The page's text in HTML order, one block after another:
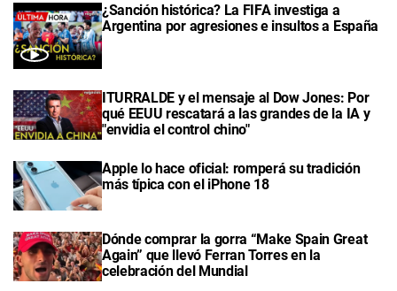
¿Sanción histórica? La FIFA investiga a
Argentina por agresiones e insultos a España
ITURRALDE y el mensaje al Dow Jones: Por
qué EEUU rescatará a las grandes de la IA y
"envidia el control chino"
Apple lo hace oficial: romperá su tradición
más típica con el iPhone 18
Dónde comprar la gorra “Make Spain Great
Again” que llevó Ferran Torres en la
celebración del Mundial